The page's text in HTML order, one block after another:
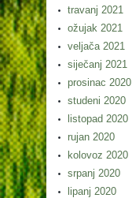
travanj 2021
ožujak 2021
veljača 2021
siječanj 2021
prosinac 2020
studeni 2020
listopad 2020
rujan 2020
kolovoz 2020
srpanj 2020
lipanj 2020